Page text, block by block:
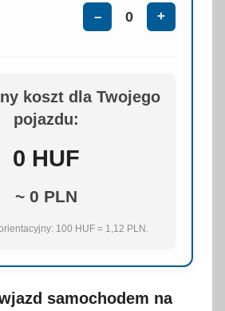
– +
koszt dla Twojego
pojazdu:
0 HUF
~ 0 PLN
100 HUF = 1,12 PLN.
samochodem na